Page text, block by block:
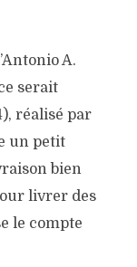
A.
serait
réalisé par
un petit
bien
livrer des
le compte